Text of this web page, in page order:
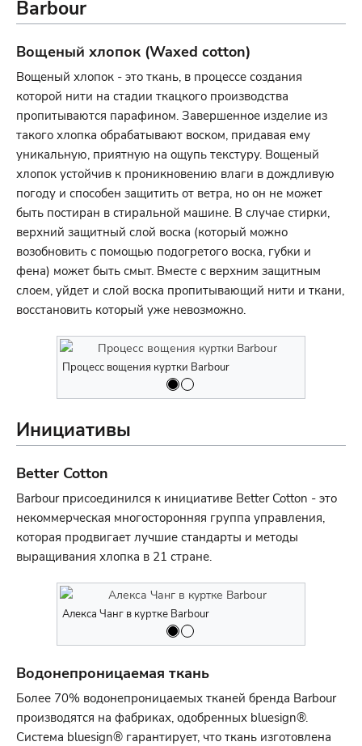
Barbour
Вощеный хлопок (Waxed cotton)
Вощеный хлопок - это ткань, в процессе создания
которой нити на стадии ткацкого производства
пропитываются парафином. Завершенное изделие из
такого хлопка обрабатывают воском, придавая ему
уникальную, приятную на ощупь текстуру. Вощеный
хлопок устойчив к проникновению влаги в дождливую
погоду и способен защитить от ветра, но он не может
быть постиран в стиральной машине. В случае стирки,
верхний защитный слой воска (который можно
возобновить с помощью подогретого воска, губки и
фена) может быть смыт. Вместе с верхним защитным
слоем, уйдет и слой воска пропитывающий нити и ткани,
восстановить который уже невозможно.
Процесс вощения куртки Barbour
Инициативы
Better Cotton
Barbour присоединился к инициативе Better Cotton - это
некоммерческая многосторонняя группа управления,
которая продвигает лучшие стандарты и методы
выращивания хлопка в 21 стране.
Алекса Чанг в куртке Barbour
Водонепроницаемая ткань
Более 70% водонепроницаемых тканей бренда Barbour
производятся на фабриках, одобренных bluesign®.
Система bluesign® гарантирует, что ткань изготовлена